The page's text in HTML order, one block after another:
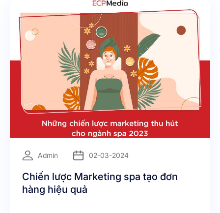
Admin 02-03-2024
Chiến lược Marketing spa tạo đơn
hàng hiệu quả